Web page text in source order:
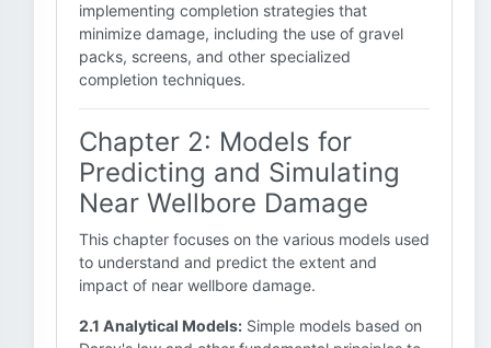
implementing completion strategies that
minimize damage, including the use of gravel
packs, screens, and other specialized
completion techniques.
Chapter 2: Models for
Predicting and Simulating
Near Wellbore Damage
This chapter focuses on the various models used
to understand and predict the extent and
impact of near wellbore damage.
2.1 Analytical Models: Simple models based on